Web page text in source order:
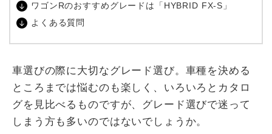
ワゴンRのおすすめグレードは「HYBRID FX-S」
よくある質問
車選びの際に大切なグレード選び。車種を決める
ところまでは悩むのも楽しく、いろいろとカタロ
グを見比べるものですが、グレード選びで迷って
しまう方も多いのではないでしょうか。